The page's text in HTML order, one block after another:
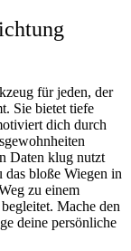
für jeden, der
Sie bietet tiefe
dich durch
Daten klug nutzt
bloße Wiegen in
zu einem
Mache den
deine persönliche